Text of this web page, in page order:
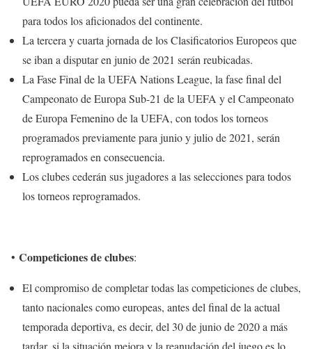
para todos los aficionados del continente.
La tercera y cuarta jornada de los Clasificatorios Europeos que
se iban a disputar en junio de 2021 serán reubicadas.
La Fase Final de la UEFA Nations League, la fase final del
Campeonato de Europa Sub-21 de la UEFA y el Campeonato
de Europa Femenino de la UEFA, con todos los torneos
programados previamente para junio y julio de 2021, serán
reprogramados en consecuencia.
Los clubes cederán sus jugadores a las selecciones para todos
los torneos reprogramados.
• Competiciones de clubes:
El compromiso de completar todas las competiciones de clubes,
tanto nacionales como europeas, antes del final de la actual
temporada deportiva, es decir, del 30 de junio de 2020 a más
tardar, si la situación mejora y la reanudación del juego es lo